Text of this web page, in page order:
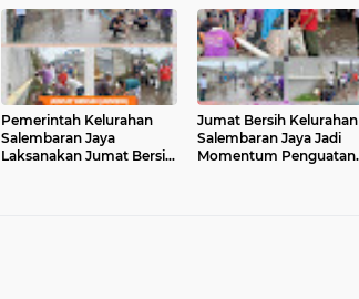
Tuntas
Pemerintah Kelurahan
Salembaran Jaya
Laksanakan Jumat Bersih,
Jumat Bersih Kelurahan
Salembaran Jaya Jadi
Momentum Penguatan